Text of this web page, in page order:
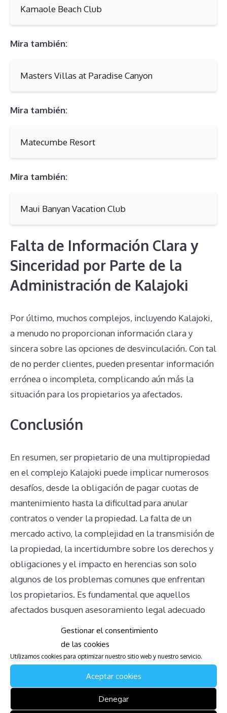
Gestionar el consentimiento
de las cookies
Utilizamos cookies para optimizar nuestro sitio web y nuestro servicio.
Aceptar cookies
Denegar
Kamaole Beach Club
Mira también:
Masters Villas at Paradise Canyon
Mira también:
Matecumbe Resort
Mira también:
Maui Banyan Vacation Club
Falta de Información Clara y
Sinceridad por Parte de la
Administración de Kalajoki
Por último, muchos complejos, incluyendo Kalajoki,
a menudo no proporcionan información clara y
sincera sobre las opciones de desvinculación. Con tal
de no perder clientes, pueden presentar información
errónea o incompleta, complicando aún más la
situación para los propietarios ya afectados.
Conclusión
En resumen, ser propietario de una multipropiedad
en el complejo Kalajoki puede implicar numerosos
desafíos, desde la obligación de pagar cuotas de
mantenimiento hasta la dificultad para anular
contratos o vender la propiedad. La falta de un
mercado activo, la complejidad en la transmisión de
la propiedad, la incertidumbre sobre los derechos y
obligaciones y el impacto en herencias son solo
algunos de los problemas comunes que enfrentan
los propietarios. Es fundamental que aquellos
afectados busquen asesoramiento legal adecuado
Mira también:
Kamaole Beach Club